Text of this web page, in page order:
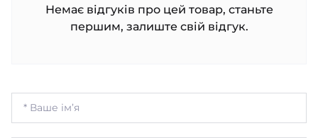
Немає відгуків про цей товар, станьте
першим, залиште свій відгук.